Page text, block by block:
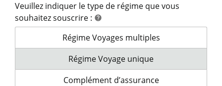
Veuillez indiquer le type de régime que vous
souhaitez souscrire : help
Veuillez indiquer le type de régime que
Régime Voyages multiples
Veuillez indiquer le type de régime que
Régime Voyage unique
Veuillez indiquer le type de régime que
Complément d’assurance